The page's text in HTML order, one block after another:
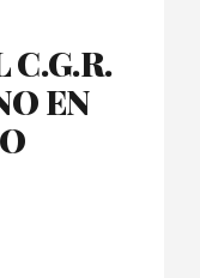
C.G.R.
EN